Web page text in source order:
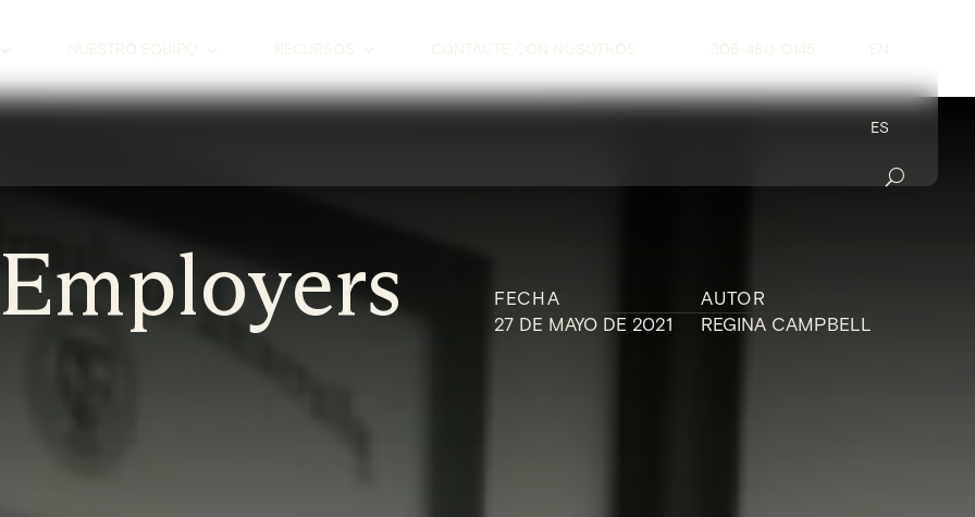
NUESTRO EQUIPO RECURSOS CONTACTE CON NOSOTROS 305-460-0145 EN
ES
FECHA
27 DE MAYO DE 2021
AUTOR
REGINA CAMPBELL